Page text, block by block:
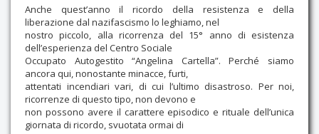
Anche quest’anno il ricordo della resistenza e della
liberazione dal nazifascismo lo leghiamo, nel
nostro piccolo, alla ricorrenza del 15° anno di esistenza
dell’esperienza del Centro Sociale
Occupato Autogestito “Angelina Cartella”. Perché siamo
ancora qui, nonostante minacce, furti,
attentati incendiari vari, di cui l’ultimo disastroso. Per noi,
ricorrenze di questo tipo, non devono e
non possono avere il carattere episodico e rituale dell’unica
giornata di ricordo, svuotata ormai di